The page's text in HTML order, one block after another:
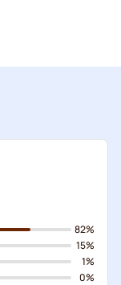
82%
15%
1%
0%